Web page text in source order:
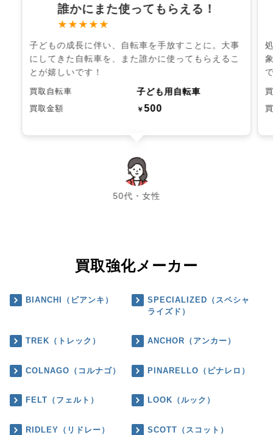
誰かにまた使ってもらえる！
★★★★★
子どもの成長に伴い、自転車を手放すことに。大事
にしてきた自転車を、また誰かに使ってもらえるこ
とが嬉しいです！
買取自転車 子ども用自転車
買取金額 ￥500
50代・女性
chevron_left chevron_right
買取強化メーカー
BIANCHI（ビアンキ）
SPECIALIZED（スペシャ
ライズド）
TREK（トレック） ANCHOR（アンカー）
COLNAGO（コルナゴ） PINARELLO（ピナレロ）
FELT（フェルト） LOOK（ルック）
RIDLEY（リドレー） SCOTT（スコット）